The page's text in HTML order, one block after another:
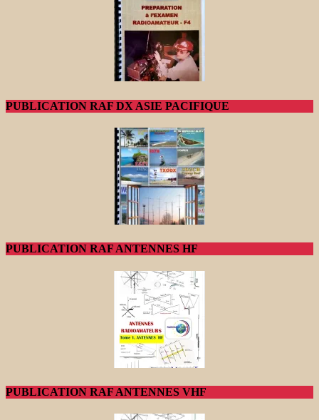
PUBLICATION RAF DX ASIE PACIFIQUE
PUBLICATION RAF ANTENNES HF
PUBLICATION RAF ANTENNES VHF